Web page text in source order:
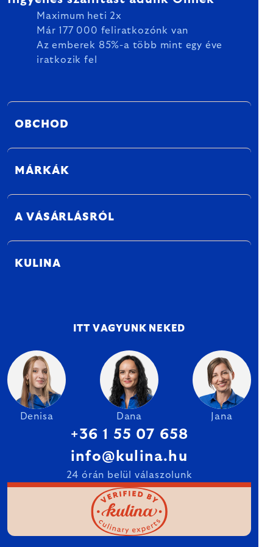
Maximum heti 2x
Már 177 000 feliratkozónk van
Az emberek 85%-a több mint egy éve
iratkozik fel
OBCHOD
MÁRKÁK
A VÁSÁRLÁSRÓL
KULINA
ITT VAGYUNK NEKED
Denisa Dana Jana
+36 1 55 07 658
info@kulina.hu
24 órán belül válaszolunk